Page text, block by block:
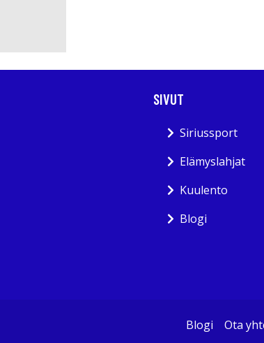
SIVUT
Siriussport
Elämyslahjat
Kuulento
Blogi
Blogi Ota